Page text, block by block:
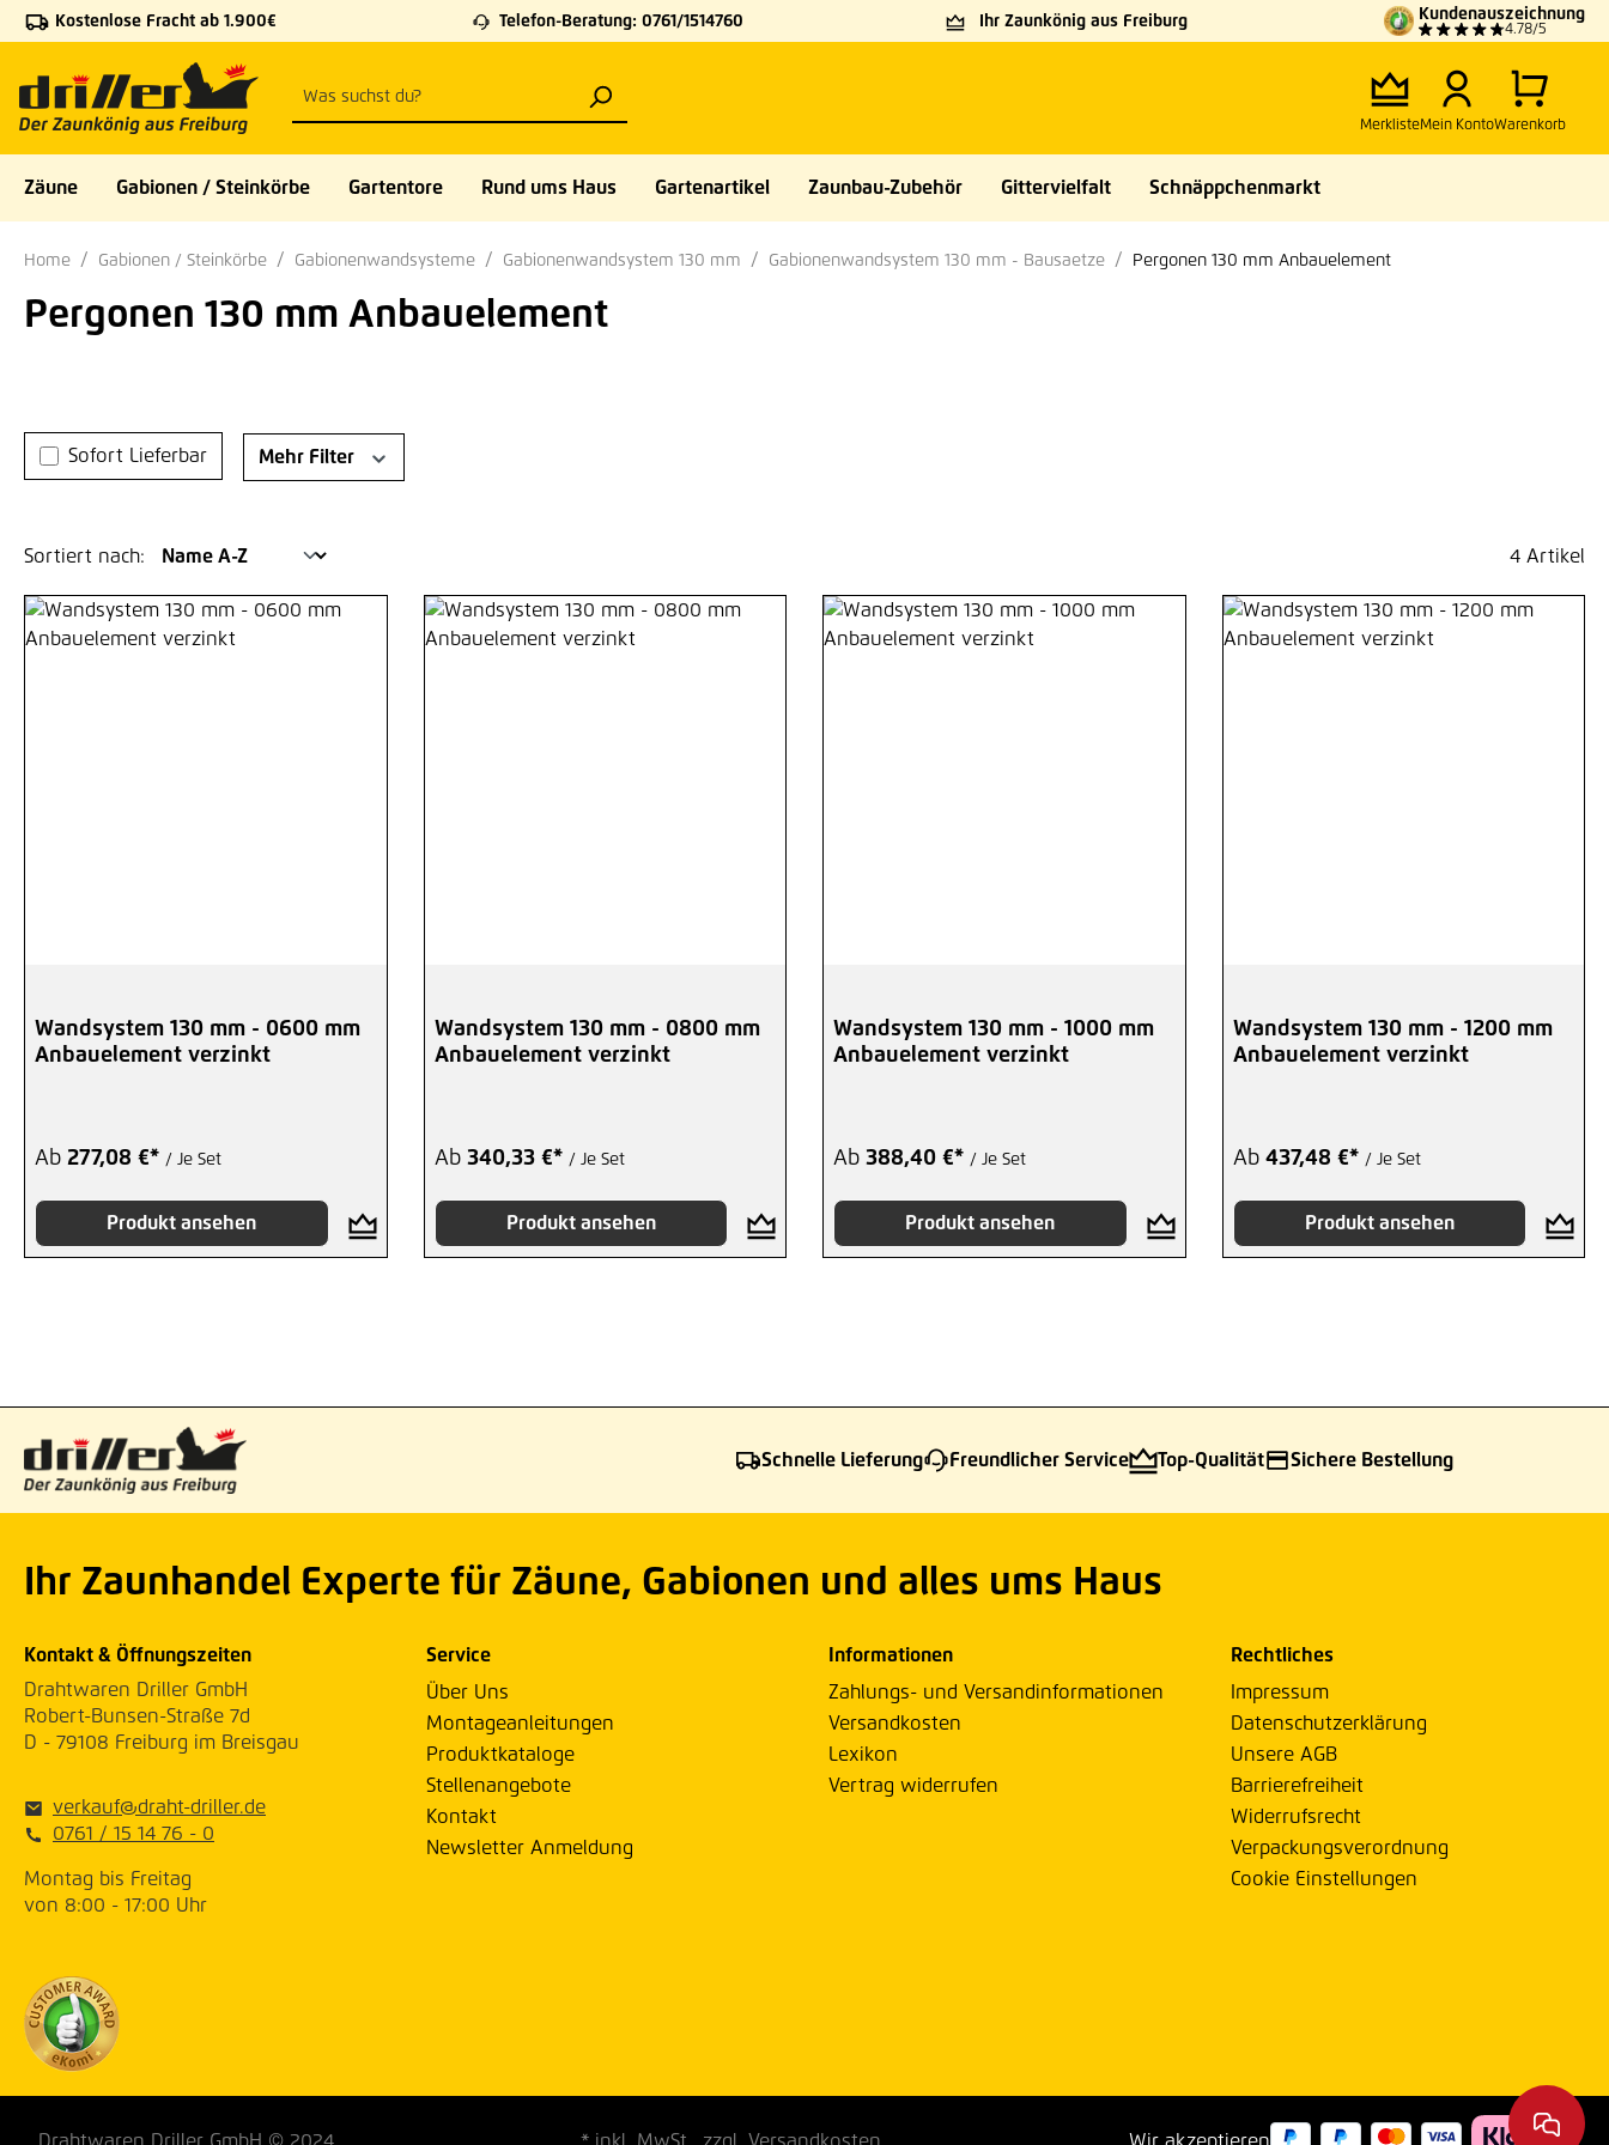
Hauptinhalt springen
Zur Suche springen
Zur Hauptnavigation springen
Kostenlose Fracht ab 1.900€ Telefon-Beratung: 0761/1514760 Ihr Zaunkönig aus Freiburg Kundenauszeichnung
4.78/5
MerklisteMein KontoWarenkorb
Zäune Gabionen / Steinkörbe Gartentore Rund ums Haus Gartenartikel Zaunbau-Zubehör Gittervielfalt Schnäppchenmarkt
Home Gabionen / Steinkörbe Gabionenwandsysteme Gabionenwandsystem 130 mm Gabionenwandsystem 130 mm - Bausaetze Pergonen 130 mm Anbauelement
Pergonen 130 mm Anbauelement
Sofort Lieferbar Mehr Filter
Sortiert nach: 4 Artikel
Wandsystem 130 mm - 0600 mm
Anbauelement verzinkt
Ab 277,08 €* / Je Set
Produkt ansehen
Wandsystem 130 mm - 0800 mm
Anbauelement verzinkt
Ab 340,33 €* / Je Set
Produkt ansehen
Wandsystem 130 mm - 1000 mm
Anbauelement verzinkt
Ab 388,40 €* / Je Set
Produkt ansehen
Wandsystem 130 mm - 1200 mm
Anbauelement verzinkt
Ab 437,48 €* / Je Set
Produkt ansehen
Schnelle Lieferung Freundlicher Service Top-Qualität Sichere Bestellung
Ihr Zaunhandel Experte für Zäune, Gabionen und alles ums Haus
Kontakt & Öffnungszeiten
Drahtwaren Driller GmbH
Robert-Bunsen-Straße 7d
D - 79108 Freiburg im Breisgau
verkauf@draht-driller.de
0761 / 15 14 76 - 0
Montag bis Freitag
von 8:00 - 17:00 Uhr
Service
Über Uns
Montageanleitungen
Produktkataloge
Stellenangebote
Kontakt
Newsletter Anmeldung
Informationen
Zahlungs- und Versandinformationen
Versandkosten
Lexikon
Vertrag widerrufen
Rechtliches
Impressum
Datenschutzerklärung
Unsere AGB
Barrierefreiheit
Widerrufsrecht
Verpackungsverordnung
Cookie Einstellungen
Wir akzeptieren
* inkl. MwSt., zzgl. Versandkosten
Drahtwaren Driller GmbH © 2024